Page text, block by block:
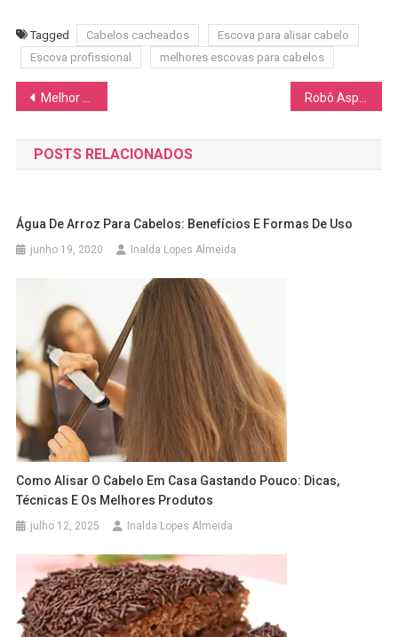
Tagged Cabelos cacheados
Escova para alisar cabelo
Escova profissional
melhores escovas para cabelos
Navegação
de
Post
Melhor Vitamina Para o Cabelo – Biotina ELLYM NUTRITION Cabelo e Unha
POSTS RELACIONADOS
Água De Arroz Para Cabelos: Benefícios E Formas De Uso
junho 19, 2020 Inalda Lopes Almeida
Como Alisar O Cabelo Em Casa Gastando Pouco: Dicas,
Técnicas E Os Melhores Produtos
julho 12, 2025 Inalda Lopes Almeida